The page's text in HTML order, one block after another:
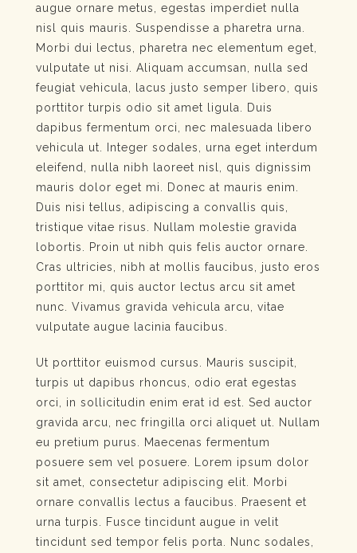
augue ornare metus, egestas imperdiet nulla
nisl quis mauris. Suspendisse a pharetra urna.
Morbi dui lectus, pharetra nec elementum eget,
vulputate ut nisi. Aliquam accumsan, nulla sed
feugiat vehicula, lacus justo semper libero, quis
porttitor turpis odio sit amet ligula. Duis
dapibus fermentum orci, nec malesuada libero
vehicula ut. Integer sodales, urna eget interdum
eleifend, nulla nibh laoreet nisl, quis dignissim
mauris dolor eget mi. Donec at mauris enim.
Duis nisi tellus, adipiscing a convallis quis,
tristique vitae risus. Nullam molestie gravida
lobortis. Proin ut nibh quis felis auctor ornare.
Cras ultricies, nibh at mollis faucibus, justo eros
porttitor mi, quis auctor lectus arcu sit amet
nunc. Vivamus gravida vehicula arcu, vitae
vulputate augue lacinia faucibus.
Ut porttitor euismod cursus. Mauris suscipit,
turpis ut dapibus rhoncus, odio erat egestas
orci, in sollicitudin enim erat id est. Sed auctor
gravida arcu, nec fringilla orci aliquet ut. Nullam
eu pretium purus. Maecenas fermentum
posuere sem vel posuere. Lorem ipsum dolor
sit amet, consectetur adipiscing elit. Morbi
ornare convallis lectus a faucibus. Praesent et
urna turpis. Fusce tincidunt augue in velit
tincidunt sed tempor felis porta. Nunc sodales,